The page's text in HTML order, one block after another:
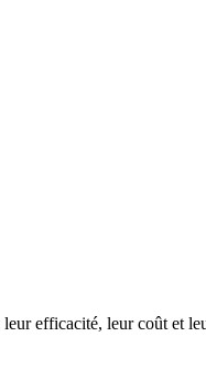
efficacité, leur coût et